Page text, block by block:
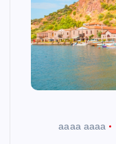
aaaa aaaa